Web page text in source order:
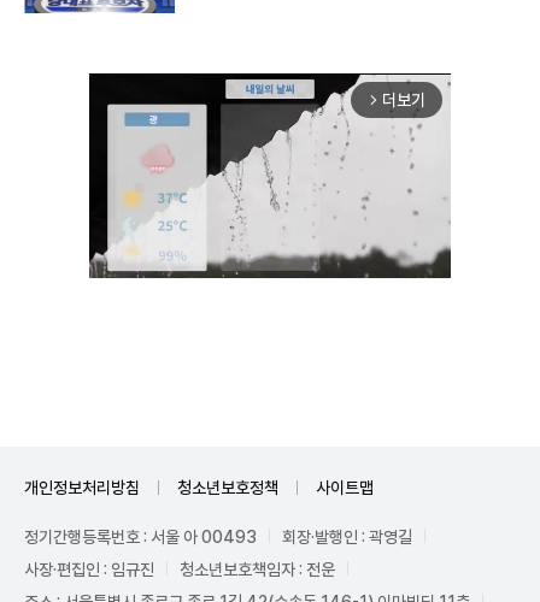
arrow_forward_ios 더보기
개인정보처리방침 청소년보호정책 사이트맵
정기간행등록번호 : 서울 아 00493
회장·발행인 : 곽영길
사장·편집인 : 임규진
청소년보호책임자 : 전운